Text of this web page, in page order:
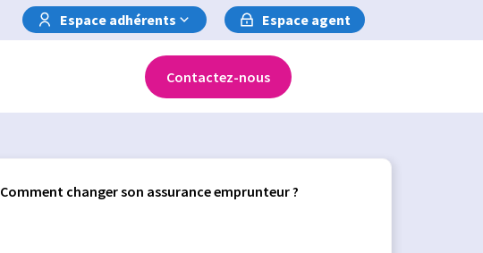
Espace adhérents
Espace agent
Contactez-nous
Comment changer son assurance emprunteur ?